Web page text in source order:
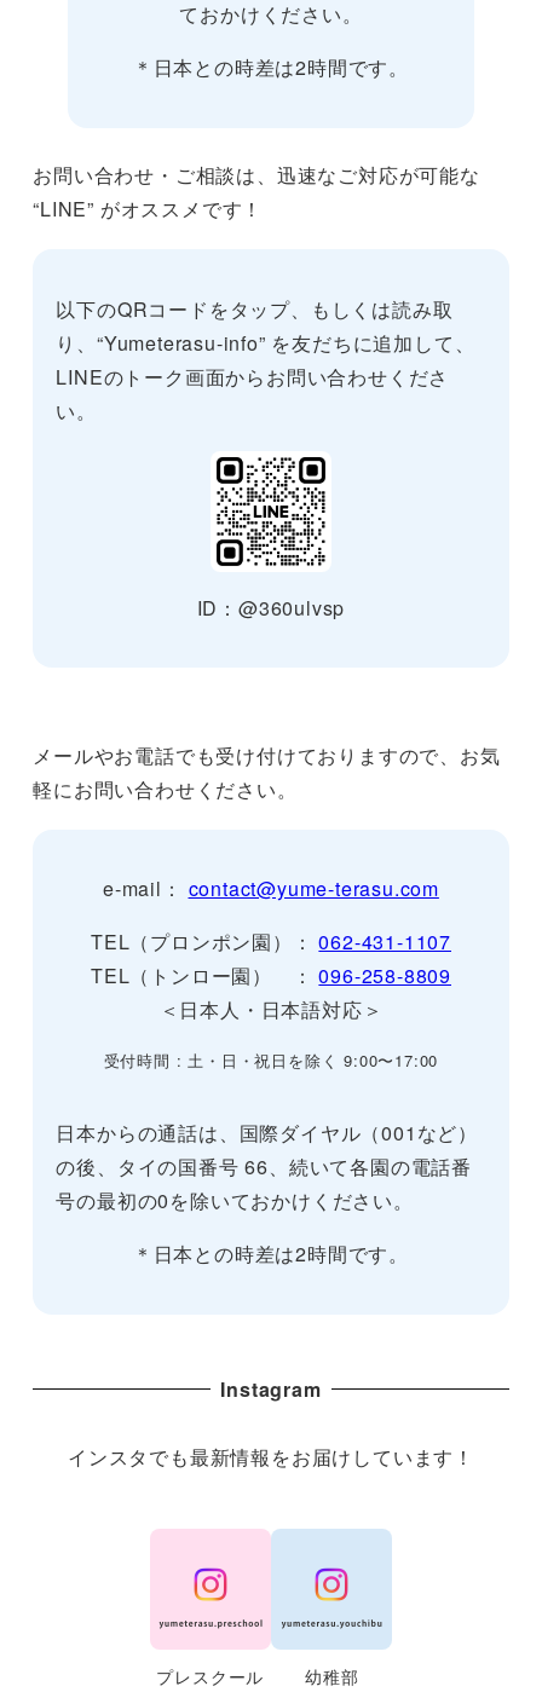
ておかけください。
＊日本との時差は2時間です。
お問い合わせ・ご相談は、迅速なご対応が可能な
“LINE” がオススメです！
以下のQRコードをタップ、もしくは読み取
り、“Yumeterasu-info” を友だちに追加して、
LINEのトーク画面からお問い合わせくださ
い。
ID：@360ulvsp
メールやお電話でも受け付けておりますので、お気
軽にお問い合わせください。
e-mail： contact@yume-terasu.com
TEL（プロンポン園）：062-431-1107
TEL（トンロー園） ：096-258-8809
＜日本人・日本語対応＞
受付時間 : 土・日・祝日を除く 9:00〜17:00
日本からの通話は、国際ダイヤル（001など）
の後、タイの国番号 66、続いて各園の電話番
号の最初の0を除いておかけください。
＊日本との時差は2時間です。
Instagram
インスタでも最新情報をお届けしています！
プレスクール
幼稚部